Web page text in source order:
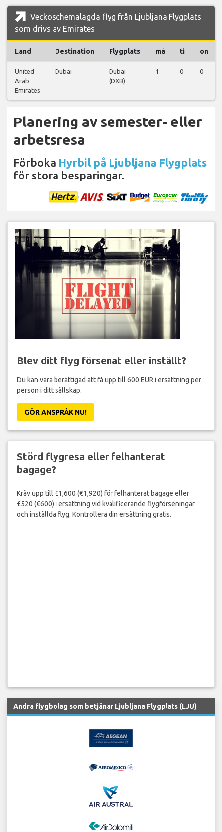
Veckoschemalagda flyg från Ljubljana Flygplats
som drivs av Emirates
Land Destination Flygplats må ti on
United
Arab
Emirates
Dubai
Dubai
(DXB)
1 0 0
Planering av semester- eller
arbetsresa
Förboka Hyrbil på Ljubljana Flygplats
för stora besparingar.
Blev ditt flyg försenat eller inställt?
Du kan vara berättigad att få upp till 600 EUR i ersättning per
person i ditt sällskap.
GÖR ANSPRÅK NU!
Störd flygresa eller felhanterat
bagage?
Kräv upp till £1,600 (€1,920) för felhanterat bagage eller
£520 (€600) i ersättning vid kvalificerande flygförseningar
och inställda flyg. Kontrollera din ersättning gratis.
Andra flygbolag som betjänar Ljubljana Flygplats (LJU)